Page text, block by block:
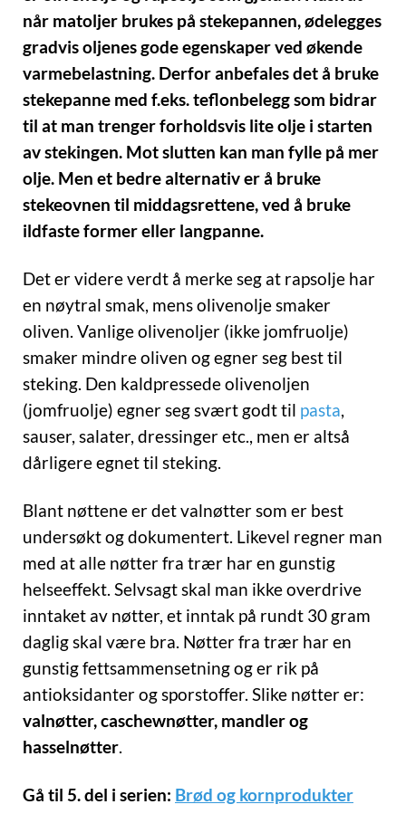
når matoljer brukes på stekepannen, ødelegges
gradvis oljenes gode egenskaper ved økende
varmebelastning. Derfor anbefales det å bruke
stekepanne med f.eks. teflonbelegg som bidrar
til at man trenger forholdsvis lite olje i starten
av stekingen. Mot slutten kan man fylle på mer
olje. Men et bedre alternativ er å bruke
stekeovnen til middagsrettene, ved å bruke
ildfaste former eller langpanne.
Det er videre verdt å merke seg at rapsolje har
en nøytral smak, mens olivenolje smaker
oliven. Vanlige olivenoljer (ikke jomfruolje)
smaker mindre oliven og egner seg best til
steking. Den kaldpressede olivenoljen
(jomfruolje) egner seg svært godt til pasta,
sauser, salater, dressinger etc., men er altså
dårligere egnet til steking.
Blant nøttene er det valnøtter som er best
undersøkt og dokumentert. Likevel regner man
med at alle nøtter fra trær har en gunstig
helseeffekt. Selvsagt skal man ikke overdrive
inntaket av nøtter, et inntak på rundt 30 gram
daglig skal være bra. Nøtter fra trær har en
gunstig fettsammensetning og er rik på
antioksidanter og sporstoffer. Slike nøtter er:
valnøtter, caschewnøtter, mandler og
hasselnøtter.
Gå til 5. del i serien: Brød og kornprodukter